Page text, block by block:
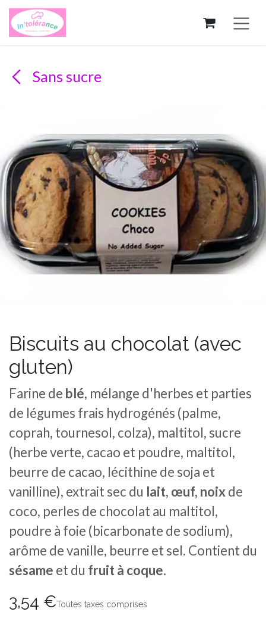
Se rendre au contenu
Sans sucre
Biscuits au chocolat (avec
gluten)
Farine de blé, mélange d'herbes et parties
de légumes frais hydrogénés (palme,
coprah, tournesol, colza), maltitol, sucre
(herbe verte, cacao et poudre, maltitol,
beurre de cacao, lécithine de soja et
vanilline), extrait sec du lait, œuf, noixde
coco, perles de chocolat au maltitol,
poudre à foie (bicarbonate de sodium),
arôme de vanille, beurre et sel. Contient du
sésame et du fruit à coque.
3,54 €Toutes taxes comprises